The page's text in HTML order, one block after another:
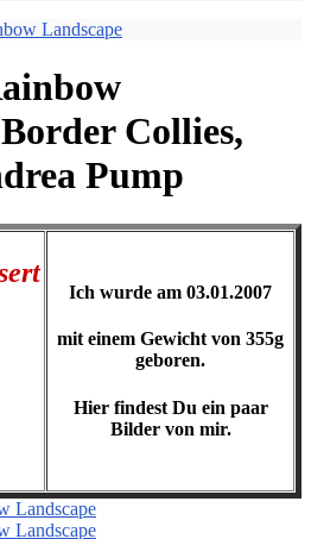
Landscape
Collies,
Pump
Ich wurde am 03.01.2007
mit einem Gewicht von 355g
geboren.
Hier findest Du ein paar
Bilder von mir.